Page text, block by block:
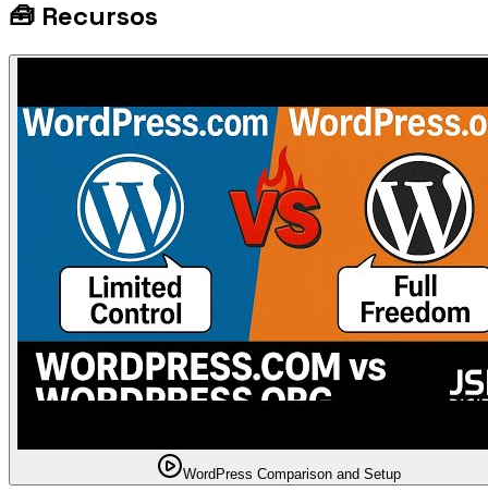
🧰 Recursos
WordPress Comparison and Setup